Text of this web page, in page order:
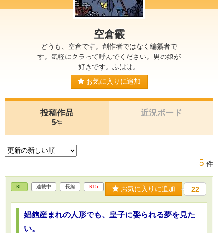
空倉霰
どうも、空倉です。創作者ではなく編纂者で
す。気軽にクラって呼んでください。男の娘が
好きです。ふはは。
お気に入りに追加
投稿作品
5件
近況ボード
5 件
BL 連載中 長編 R15 お気に入りに追加 22
娼館産まれの人形でも、皇子に娶られる夢を見た
い。